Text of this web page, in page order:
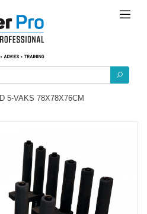
5-VAKS 78X78X76CM